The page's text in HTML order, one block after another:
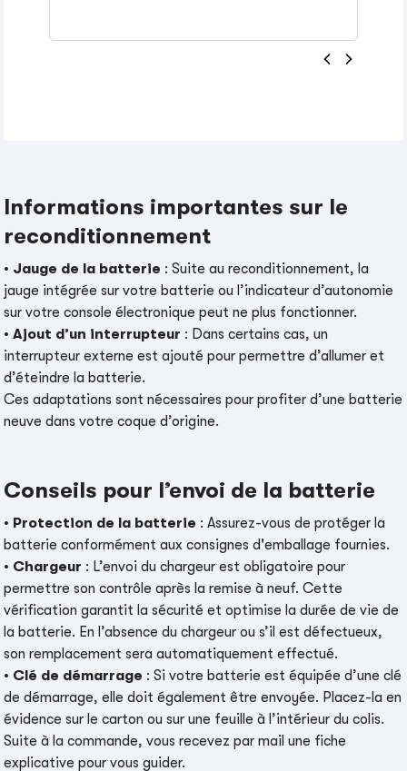
Informations importantes sur le
reconditionnement
• Jauge de la batterie : Suite au reconditionnement, la
jauge intégrée sur votre batterie ou l’indicateur d’autonomie
sur votre console électronique peut ne plus fonctionner.
•Ajout d’un interrupteur : Dans certains cas, un
interrupteur externe est ajouté pour permettre d’allumer et
d’éteindre la batterie.
Ces adaptations sont nécessaires pour profiter d’une batterie
neuve dans votre coque d’origine.
Conseils pour l’envoi de la batterie
• Protection de la batterie : Assurez-vous de protéger la
batterie conformément aux consignes d'emballage fournies.
• Chargeur : L’envoi du chargeur est obligatoire pour
permettre son contrôle après la remise à neuf. Cette
vérification garantit la sécurité et optimise la durée de vie de
la batterie. En l’absence du chargeur ou s’il est défectueux,
son remplacement sera automatiquement effectué.
• Clé de démarrage : Si votre batterie est équipée d’une clé
de démarrage, elle doit également être envoyée. Placez-la en
évidence sur le carton ou sur une feuille à l’intérieur du colis.
Suite à la commande, vous recevez par mail une fiche
explicative pour vous guider.